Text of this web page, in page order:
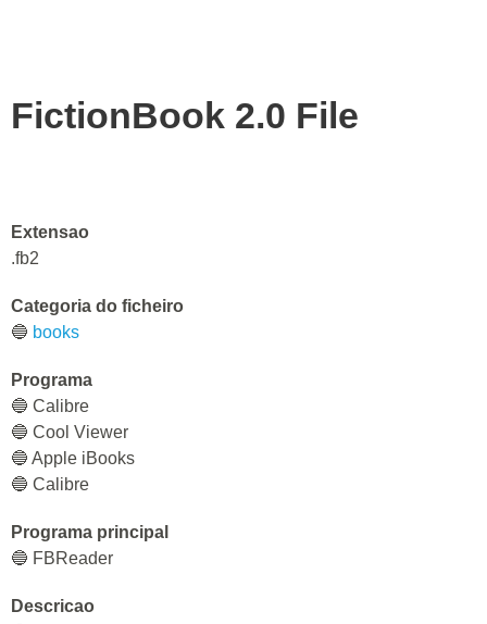
FictionBook 2.0 File
Extensao
.fb2
Categoria do ficheiro
🔵 books
Programa
🔵 Calibre
🔵 Cool Viewer
🔵 Apple iBooks
🔵 Calibre
Programa principal
🔵 FBReader
Descricao